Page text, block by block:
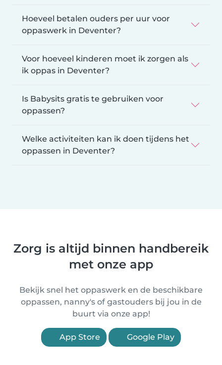
Hoeveel betalen ouders per uur voor
oppaswerk in Deventer?
Voor hoeveel kinderen moet ik zorgen als
ik oppas in Deventer?
Is Babysits gratis te gebruiken voor
oppassen?
Welke activiteiten kan ik doen tijdens het
oppassen in Deventer?
Zorg is altijd binnen handbereik
met onze app
Bekijk snel het oppaswerk en de beschikbare
oppassen, nanny's of gastouders bij jou in de
buurt via onze app!
App Store Google Play